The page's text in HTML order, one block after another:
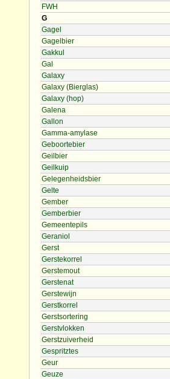
FWH
G
Gagel
Gagelbier
Gakkul
Gal
Galaxy
Galaxy (Bierglas)
Galaxy (hop)
Galena
Gallon
Gamma-amylase
Geboortebier
Geilbier
Geilkuip
Gelegenheidsbier
Gelte
Gember
Gemberbier
Gemeentepils
Geraniol
Gerst
Gerstekorrel
Gerstemout
Gerstenat
Gerstewijn
Gerstkorrel
Gerstsortering
Gerstvlokken
Gerstzuiverheid
Gespritztes
Geur
Geuze